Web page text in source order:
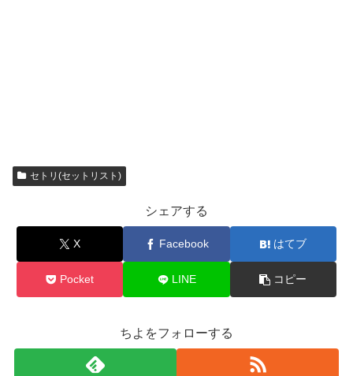
セトリ(セットリスト)
シェアする
X Facebook はてブ
Pocket LINE コピー
ちよをフォローする